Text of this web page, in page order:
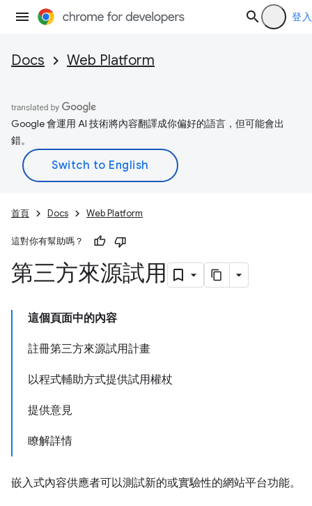
登入
Docs Web Platform
Google 會運用 AI 技術將內容翻譯成你偏好的語言，但可能會出
錯。
首頁 Docs Web Platform
這對你有幫助嗎？
第三方來源試用
這個頁面中的內容
註冊第三方來源試用計畫
以程式輔助方式提供試用權杖
提供意見
瞭解詳情
嵌入式內容供應者可以測試新的或實驗性的網站平台功能。